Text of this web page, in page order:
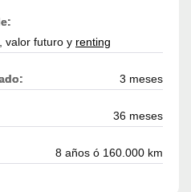
valor futuro y renting
3 meses
36 meses
8 años ó 160.000 km